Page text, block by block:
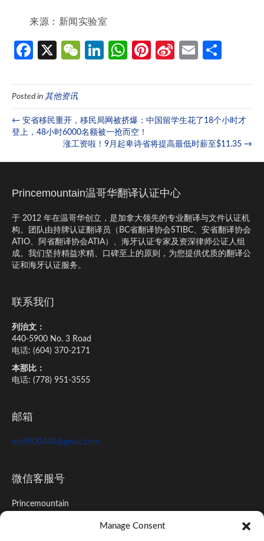
Manage Consent
来源：新闻实验室
Fa
b
o
o
X
W
C
h
at
Li
ke
dI
n
W
at
s
A
p
p
Pi
er
es
t
Si
a
W
ei
b
o
E
ail
Posted in 其他资讯
← 安省移民重开，移民局网被挤爆：中国留学生花了18个小时才
登上，48小时6000名额被一抢而空！
涨工资啦！9月起卑诗省将提高最低时薪至$11.35 →
Princemountain温哥华翻译认证中心
于 2012 年在温哥华创立，是加拿大领先的专业翻译与文件认证机
构。团队由持牌认证翻译员（BC省翻译协会STIBC、安省翻译协会
ATIO、阿省翻译协会ATIA）、海牙认证专家及资深律师公证人组
成。我们坚持精益求精、口碑至上的原则，为您提供优质的翻译公
证和海牙认证服务。
联系我们
列治文：
440-5900 No. 3 Road
电话: (604) 370-2171
本那比：
电话: (778) 951-3555
邮箱
wh5900440@gmail.com
微信客服号
Princemountain